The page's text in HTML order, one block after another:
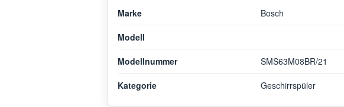
Marke Bosch
Modell
Modellnummer SMS63M08BR/21
Kategorie Geschirrspüler